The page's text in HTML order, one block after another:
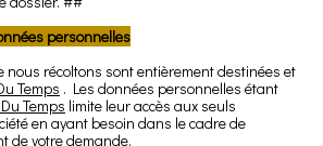
personnelles
nous récoltons sont entièrement destinées et
Temps . Les données personnelles étant
Temps limite leur accès aux seuls
en ayant besoin dans le cadre de
de votre demande.